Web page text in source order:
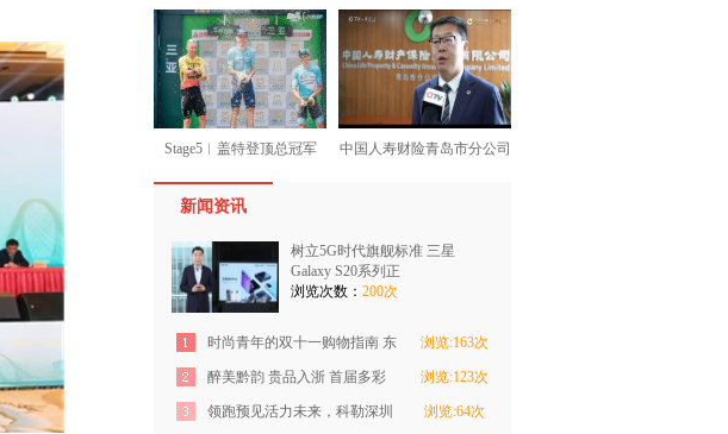
Stage5︱盖特登顶总冠军 中国人寿财险青岛市分公司
新闻资讯
树立5G时代旗舰标准 三星
Galaxy S20系列正
浏览次数： 200次
时尚青年的双十一购物指南 东
风Honda XR-V
浏览:163次
醉美黔韵 贵品入浙 首届多彩
贵州非遗文化-
浏览:123次
领跑预见活力未来，科勒深圳
浏览:64次